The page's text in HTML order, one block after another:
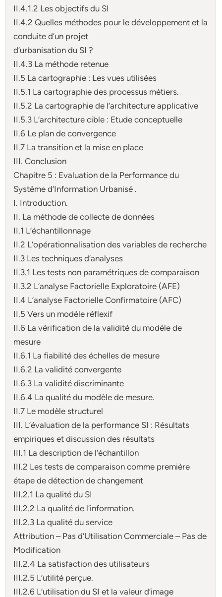
II.4.1.2 Les objectifs du SI
II.4.2 Quelles méthodes pour le développement et la
conduite d’un projet
d’urbanisation du SI ?
II.4.3 La méthode retenue
II.5 La cartographie : Les vues utilisées
II.5.1 La cartographie des processus métiers.
II.5.2 La cartographie de l’architecture applicative
II.5.3 L’architecture cible : Etude conceptuelle
II.6 Le plan de convergence
II.7 La transition et la mise en place
III. Conclusion
Chapitre 5 : Evaluation de la Performance du
Système d’Information Urbanisé .
I. Introduction.
II. La méthode de collecte de données
II.1 L’échantillonnage
II.2 L’opérationnalisation des variables de recherche
II.3 Les techniques d’analyses
II.3.1 Les tests non paramétriques de comparaison
II.3.2 L’analyse Factorielle Exploratoire (AFE)
II.4 L’analyse Factorielle Confirmatoire (AFC)
II.5 Vers un modèle réflexif
II.6 La vérification de la validité du modèle de
mesure
II.6.1 La fiabilité des échelles de mesure
II.6.2 La validité convergente
II.6.3 La validité discriminante
II.6.4 La qualité du modèle de mesure.
II.7 Le modèle structurel
III. L’évaluation de la performance SI : Résultats
empiriques et discussion des résultats
III.1 La description de l’échantillon
III.2 Les tests de comparaison comme première
étape de détection de changement
III.2.1 La qualité du SI
III.2.2 La qualité de l’information.
III.2.3 La qualité du service
Attribution – Pas d’Utilisation Commerciale – Pas de
Modification
III.2.4 La satisfaction des utilisateurs
III.2.5 L’utilité perçue.
III.2.6 L’utilisation du SI et la valeur d’image